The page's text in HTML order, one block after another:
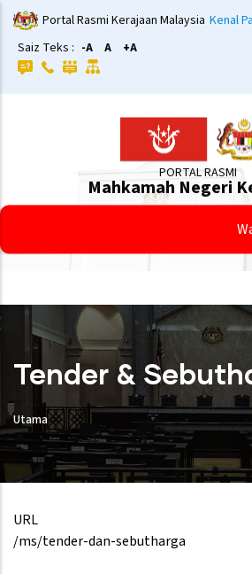
Langkau
ke
kandungan
utama
Portal Rasmi Kerajaan Malaysia Kenal
Saiz Teks : -A A +A
PORTAL RASMI
Mahkamah Negeri
Tender &
Utama
URL
/ms/tender-dan-sebutharga